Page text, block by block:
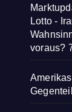
Lotto -
voraus?
Gegenteil